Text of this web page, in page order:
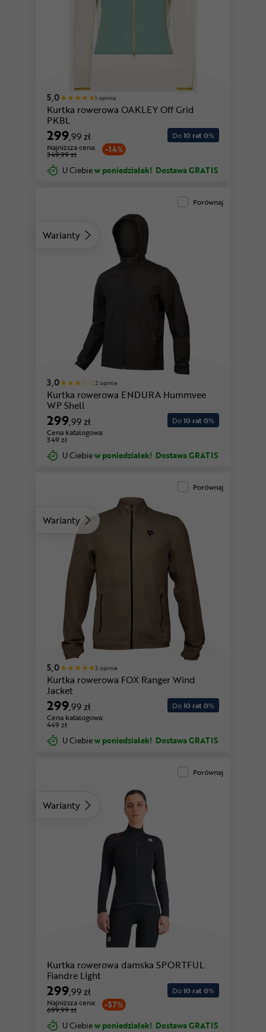
5,0 1 opinia
Kurtka rowerowa OAKLEY Off Grid
PKBL
299,99 zł
-14%
Najniższa cena:
349,99 zł
Do10 rat 0%
U Ciebiew poniedziałek! Dostawa GRATIS
Warianty
Porównaj
3,0 2 opinie
Kurtka rowerowa ENDURA Hummvee
WP Shell
299,99 zł
Cena katalogowa:
349 zł
Do10 rat 0%
U Ciebiew poniedziałek! Dostawa GRATIS
Warianty
czarny-antracytowy granatowy
Porównaj
5,0 2 opinie
Kurtka rowerowa FOX Ranger Wind
Jacket
299,99 zł
Cena katalogowa:
449 zł
Do10 rat 0%
U Ciebiew poniedziałek! Dostawa GRATIS
Warianty
Porównaj
Kurtka rowerowa damska SPORTFUL
Fiandre Light
299,99 zł
-57%
Najniższa cena:
699,99 zł
Do10 rat 0%
U Ciebiew poniedziałek! Dostawa GRATIS